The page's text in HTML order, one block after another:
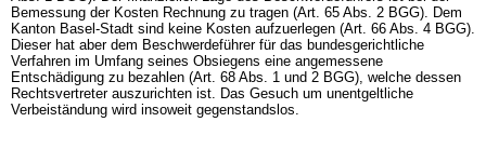
Bemessung der Kosten Rechnung zu tragen (Art. 65 Abs. 2 BGG). Dem
Kanton Basel-Stadt sind keine Kosten aufzuerlegen (Art. 66 Abs. 4 BGG).
Dieser hat aber dem Beschwerdeführer für das bundesgerichtliche
Verfahren im Umfang seines Obsiegens eine angemessene
Entschädigung zu bezahlen (Art. 68 Abs. 1 und 2 BGG), welche dessen
Rechtsvertreter auszurichten ist. Das Gesuch um unentgeltliche
Verbeiständung wird insoweit gegenstandslos.